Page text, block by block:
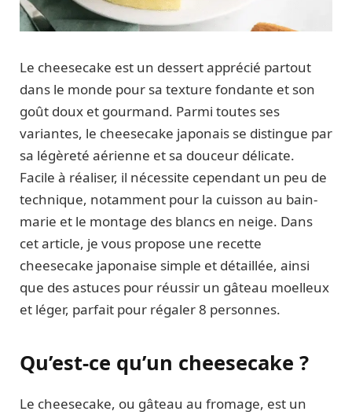
Le cheesecake est un dessert apprécié partout
dans le monde pour sa texture fondante et son
goût doux et gourmand. Parmi toutes ses
variantes, le cheesecake japonais se distingue par
sa légèreté aérienne et sa douceur délicate.
Facile à réaliser, il nécessite cependant un peu de
technique, notamment pour la cuisson au bain-
marie et le montage des blancs en neige. Dans
cet article, je vous propose une recette
cheesecake japonaise simple et détaillée, ainsi
que des astuces pour réussir un gâteau moelleux
et léger, parfait pour régaler 8 personnes.
Qu’est-ce qu’un cheesecake ?
Le cheesecake, ou gâteau au fromage, est un